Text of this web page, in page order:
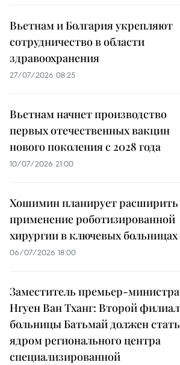
Вьетнам и Болгария укрепляют
сотрудничество в области
здравоохранения
27/07/2026 08:25
Вьетнам начнет производство
первых отечественных вакцин
нового поколения с 2028 года
10/07/2026 21:00
Хошимин планирует расширить
применение роботизированной
хирургии в ключевых больницах
06/07/2026 18:00
Заместитель премьер-министра
Нгуен Ван Тханг: Второй филиал
больницы Батьмай должен стать
ядром регионального центра
специализированной